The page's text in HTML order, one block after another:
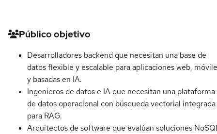
Detalles del curso
Público objetivo
Desarrolladores backend que necesitan una base de
datos flexible y escalable para aplicaciones web,
y basadas en IA.
Ingenieros de datos e IA que necesitan una plataforma
de datos operacional con búsqueda vectorial integrada
para RAG.
Arquitectos de software que evalúan soluciones